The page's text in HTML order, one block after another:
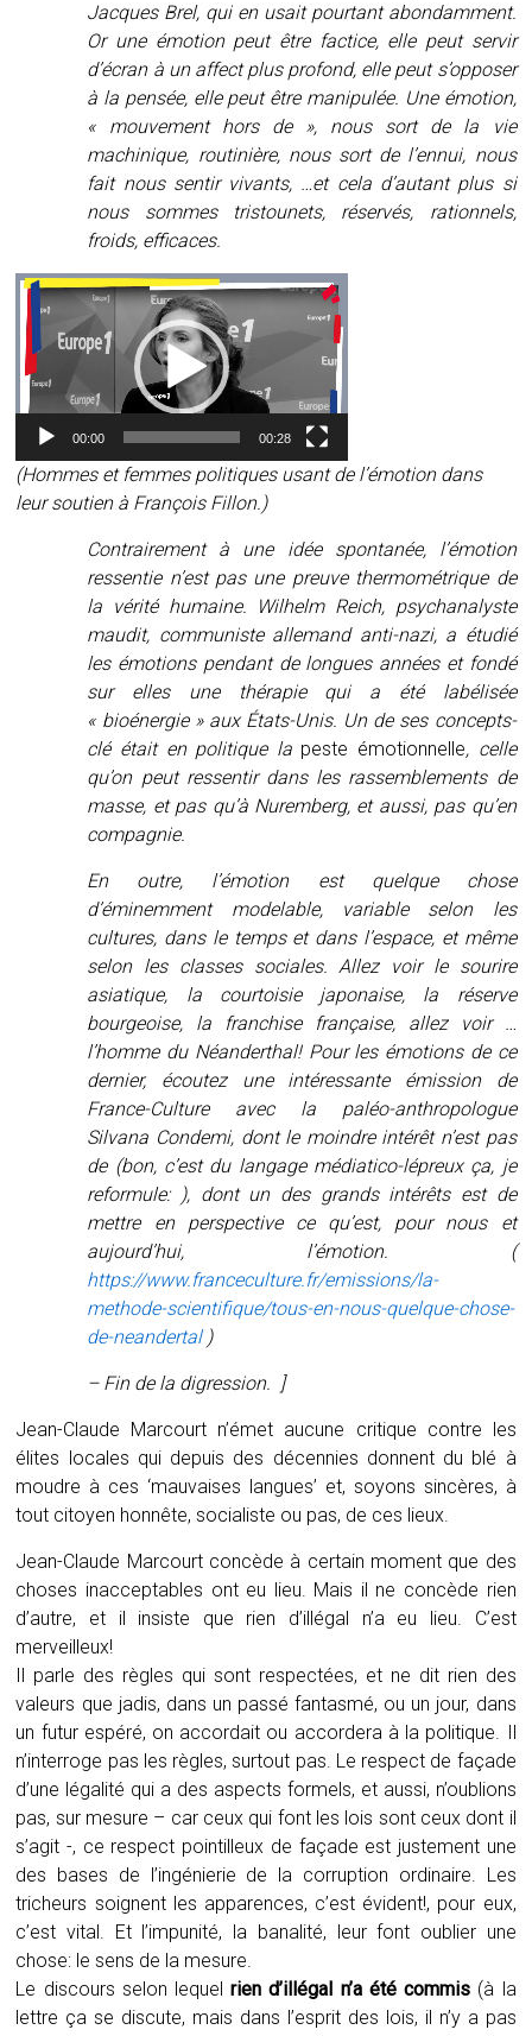
Jacques Brel, qui en usait pourtant abondamment.
Or une émotion peut être factice, elle peut servir
d’écran à un affect plus profond, elle peut s’opposer
à la pensée, elle peut être manipulée. Une émotion,
« mouvement hors de », nous sort de la vie
machinique, routinière, nous sort de l’ennui, nous
fait nous sentir vivants, …et cela d’autant plus si
nous sommes tristounets, réservés, rationnels,
froids, efficaces.
Lecteur
vidéo
00:00 00:28
(Hommes et femmes politiques usant de l’émotion dans
leur soutien à François Fillon.)
Contrairement à une idée spontanée, l’émotion
ressentie n’est pas une preuve thermométrique de
la vérité humaine. Wilhelm Reich, psychanalyste
maudit, communiste allemand anti-nazi, a étudié
les émotions pendant de longues années et fondé
sur elles une thérapie qui a été labélisée
« bioénergie » aux États-Unis. Un de ses concepts-
clé était en politique la peste émotionnelle, celle
qu’on peut ressentir dans les rassemblements de
masse, et pas qu’à Nuremberg, et aussi, pas qu’en
compagnie.
En outre, l’émotion est quelque chose
d’éminemment modelable, variable selon les
cultures, dans le temps et dans l’espace, et même
selon les classes sociales. Allez voir le sourire
asiatique, la courtoisie japonaise, la réserve
bourgeoise, la franchise française, allez voir …
l’homme du Néanderthal! Pour les émotions de ce
dernier, écoutez une intéressante émission de
France-Culture avec la paléo-anthropologue
Silvana Condemi, dont le moindre intérêt n’est pas
de (bon, c’est du langage médiatico-lépreux ça, je
reformule: ), dont un des grands intérêts est de
mettre en perspective ce qu’est, pour nous et
aujourd’hui, l’émotion. (
https://www.franceculture.fr/emissions/la-
methode-scientifique/tous-en-nous-quelque-chose-
de-neandertal)
– Fin de la digression. ]
Jean-Claude Marcourt n’émet aucune critique contre les
élites locales qui depuis des décennies donnent du blé à
moudre à ces ‘mauvaises langues’ et, soyons sincères, à
tout citoyen honnête, socialiste ou pas, de ces lieux.
Jean-Claude Marcourt concède à certain moment que des
choses inacceptables ont eu lieu. Mais il ne concède rien
d’autre, et il insiste que rien d’illégal n’a eu lieu. C’est
merveilleux!
Il parle des règles qui sont respectées, et ne dit rien des
valeurs que jadis, dans un passé fantasmé, ou un jour, dans
un futur espéré, on accordait ou accordera à la politique. Il
n’interroge pas les règles, surtout pas. Le respect de façade
d’une légalité qui a des aspects formels, et aussi, n’oublions
pas, sur mesure – car ceux qui font les lois sont ceux dont il
s’agit -, ce respect pointilleux de façade est justement une
des bases de l’ingénierie de la corruption ordinaire. Les
tricheurs soignent les apparences, c’est évident!, pour eux,
c’est vital. Et l’impunité, la banalité, leur font oublier une
chose: le sens de la mesure.
Le discours selon lequelrien d’illégal n’a été commis (à la
lettre ça se discute, mais dans l’esprit des lois, il n’y a pas